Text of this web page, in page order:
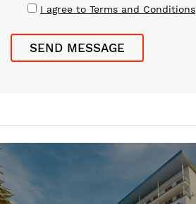
I agree to Terms and Conditions